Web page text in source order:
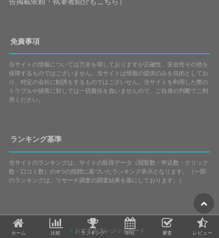
免責事項
当サイトの情報については万全を期しておりますが正確性、安全性その他を
保障するものではございません。当サイトは情報の提供のみを目的としてお
り、特定の会社に勧誘をするものではございせん。当サイトを利用した際の
トラブルや損害に対しては一切責任を負いませんので、ご自身の判断でご利
用ください。
ランキング基準
当サイトのランキングは、サイトの取得データ（閲覧数・申込数・クリック
数・口コミ数）の4つの指標に基づいたランキング表示となります。（一部
のランキングは、リサーチ調査の調査結果を基にしております。）
おすすめクレジットカード
ホーム 比較 ランキング 即日 審査 レビュー